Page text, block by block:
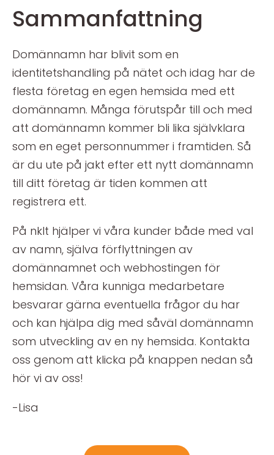
Sammanfattning
Domännamn har blivit som en
identitetshandling på nätet och idag har de
flesta företag en egen hemsida med ett
domännamn. Många förutspår till och med
att domännamn kommer bli lika självklara
som en eget personnummer i framtiden. Så
är du ute på jakt efter ett nytt domännamn
till ditt företag är tiden kommen att
registrera ett.
På nklt hjälper vi våra kunder både med val
av namn, själva förflyttningen av
domännamnet och webhostingen för
hemsidan. Våra kunniga medarbetare
besvarar gärna eventuella frågor du har
och kan hjälpa dig med såväl domännamn
som utveckling av en ny hemsida. Kontakta
oss genom att klicka på knappen nedan så
hör vi av oss!
-Lisa